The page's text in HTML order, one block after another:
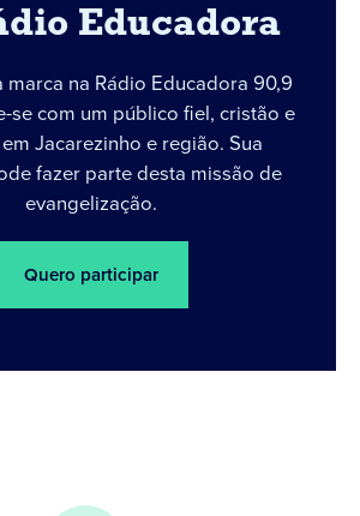
Educadora
marca na Rádio Educadora 90,9
se com um público fiel, cristão e
Jacarezinho e região. Sua
fazer parte desta missão de
evangelização.
Quero participar